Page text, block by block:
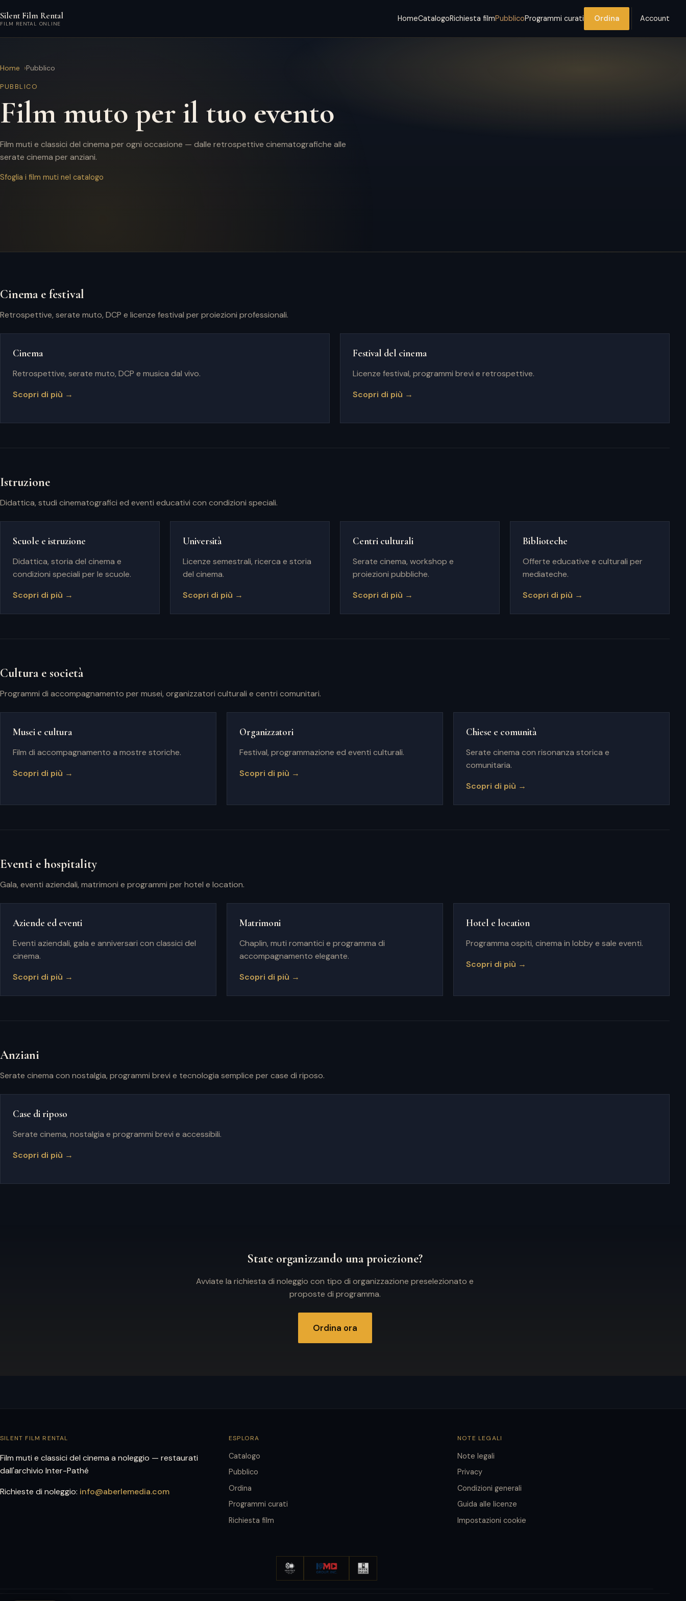
Silent Film Rental
FILM RENTAL ONLINE
HomeCatalogoRichiesta filmPubblicoProgrammi curati Ordina Account
Home Pubblico
PUBBLICO
Film muto per il tuo evento
Film muti e classici del cinema per ogni occasione — dalle retrospettive cinematografiche alle
serate cinema per anziani.
Sfoglia i film muti nel catalogo
Cinema e festival
Retrospettive, serate muto, DCP e licenze festival per proiezioni professionali.
Cinema
Retrospettive, serate muto, DCP e musica dal vivo.
Scopri di più →
Festival del cinema
Licenze festival, programmi brevi e retrospettive.
Scopri di più →
Istruzione
Didattica, studi cinematografici ed eventi educativi con condizioni speciali.
Scuole e istruzione
Didattica, storia del cinema e
condizioni speciali per le scuole.
Scopri di più →
Università
Licenze semestrali, ricerca e storia
del cinema.
Scopri di più →
Centri culturali
Serate cinema, workshop e
proiezioni pubbliche.
Scopri di più →
Biblioteche
Offerte educative e culturali per
mediateche.
Scopri di più →
Cultura e società
Programmi di accompagnamento per musei, organizzatori culturali e centri comunitari.
Musei e cultura
Film di accompagnamento a mostre storiche.
Scopri di più →
Organizzatori
Festival, programmazione ed eventi culturali.
Scopri di più →
Chiese e comunità
Serate cinema con risonanza storica e
comunitaria.
Scopri di più →
Eventi e hospitality
Gala, eventi aziendali, matrimoni e programmi per hotel e location.
Aziende ed eventi
Eventi aziendali, gala e anniversari con classici del
cinema.
Scopri di più →
Matrimoni
Chaplin, muti romantici e programma di
accompagnamento elegante.
Scopri di più →
Hotel e location
Programma ospiti, cinema in lobby e sale eventi.
Scopri di più →
Anziani
Serate cinema con nostalgia, programmi brevi e tecnologia semplice per case di riposo.
Case di riposo
Serate cinema, nostalgia e programmi brevi e accessibili.
Scopri di più →
State organizzando una proiezione?
Avviate la richiesta di noleggio con tipo di organizzazione preselezionato e
proposte di programma.
Ordina ora
SILENT FILM RENTAL
Film muti e classici del cinema a noleggio — restaurati
dall'archivio Inter-Pathé
Richieste di noleggio: info@aberlemedia.com
ESPLORA
Catalogo
Pubblico
Ordina
Programmi curati
Richiesta film
NOTE LEGALI
Note legali
Privacy
Condizioni generali
Guida alle licenze
Impostazioni cookie